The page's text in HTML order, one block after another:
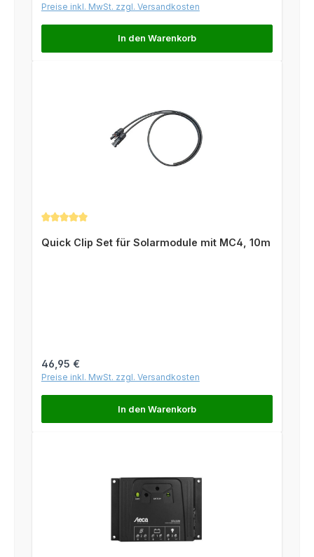
Preise inkl. MwSt. zzgl. Versandkosten
In den Warenkorb
Quick Clip Set für Solarmodule mit MC4, 10m
Regulärer Preis:
46,95 €
Preise inkl. MwSt. zzgl. Versandkosten
In den Warenkorb